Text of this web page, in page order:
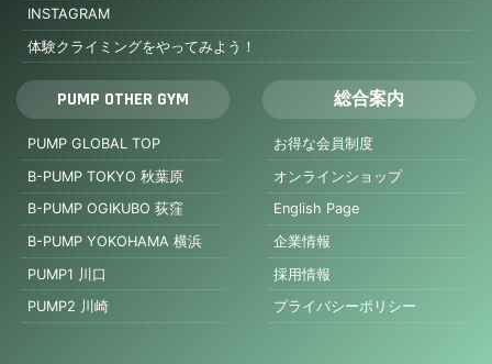
INSTAGRAM
体験クライミングをやってみよう！
PUMP OTHER GYM
PUMP GLOBAL TOP
B-PUMP TOKYO 秋葉原
B-PUMP OGIKUBO 荻窪
B-PUMP YOKOHAMA 横浜
PUMP1 川口
PUMP2 川崎
総合案内
お得な会員制度
オンラインショップ
English Page
企業情報
採用情報
プライバシーポリシー